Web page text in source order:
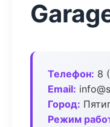
Телефон: 8
Email:
Город:
Режим